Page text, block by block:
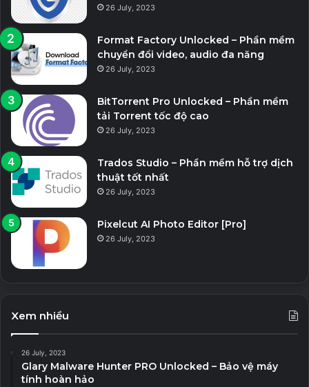
26 July, 2023
Format Factory Unlocked – Phần mềm
chuyển đổi video, audio đa năng
26 July, 2023
BitTorrent Pro Unlocked – Phần mềm
tải Torrent tốc độ cao
26 July, 2023
Trados Studio – Phần mềm hỗ trợ dịch
thuật tốt nhất
26 July, 2023
Pixelcut AI Photo Editor [Pro]
26 July, 2023
Xem nhiều
26 July, 2023
Glary Malware Hunter PRO Unlocked – Bảo vệ máy
tính hoàn hảo